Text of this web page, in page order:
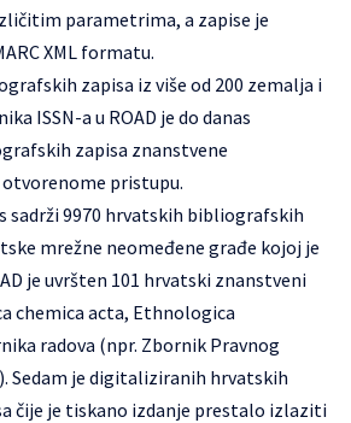
parametrima, a zapise je
XML formatu.
zapisa iz više od 200 zemalja i
ISSN-a u ROAD je do danas
zapisa znanstvene
pristupu.
sadrži 9970 hrvatskih bibliografskih
mrežne neomeđene građe kojoj je
je uvršten 101 hrvatski znanstveni
chemica acta, Ethnologica
radova (npr. Zbornik Pravnog
Sedam je digitaliziranih hrvatskih
čije je tiskano izdanje prestalo izlaziti